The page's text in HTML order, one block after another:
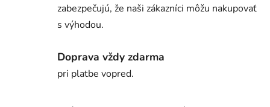
zabezpečujú, že naši zákazníci môžu nakupovať
s výhodou.
Doprava vždy zdarma
pri platbe vopred.